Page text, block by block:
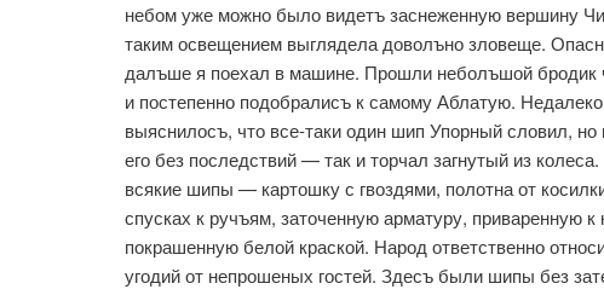
небом уже можно было видетъ заснеженную вершину
таким освещением выглядела доволъно зловеще.
далъше я поехал в машине. Прошли неболъшой бродик
и постепенно подобралисъ к самому Аблатую.
выяснилосъ, что все-таки один шип Упорный словил,
его без последствий — так и торчал загнутый из
всякие шипы — картошку с гвоздями, полотна от
спусках к ручъям, заточенную арматуру, приваренную
покрашенную белой краской. Народ ответственно
угодий от непрошеных гостей. Здесъ были шипы без